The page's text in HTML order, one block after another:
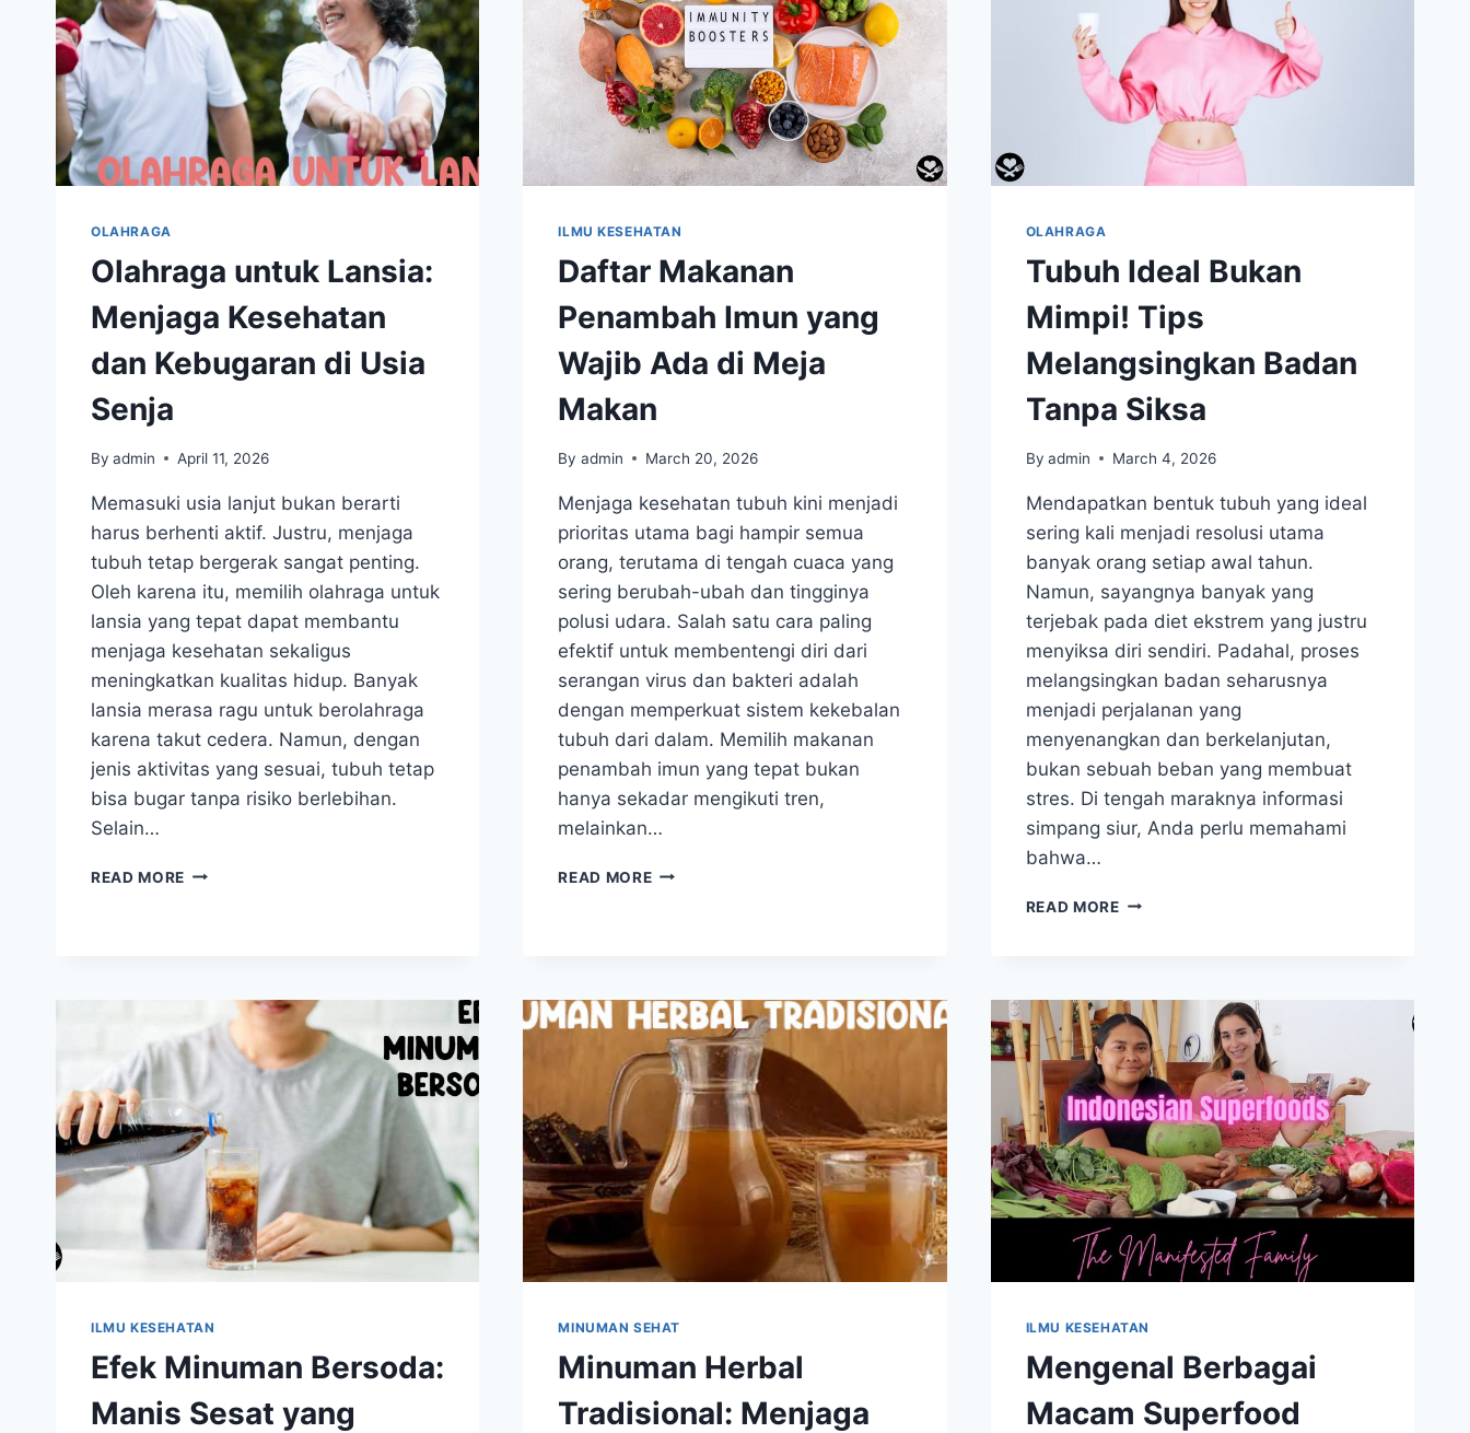
OLAHRAGA
Olahraga untuk Lansia:
Menjaga Kesehatan
dan Kebugaran di Usia
Senja
By admin April 11, 2026
Memasuki usia lanjut bukan berarti
harus berhenti aktif. Justru, menjaga
tubuh tetap bergerak sangat penting.
Oleh karena itu, memilih olahraga untuk
lansia yang tepat dapat membantu
menjaga kesehatan sekaligus
meningkatkan kualitas hidup. Banyak
lansia merasa ragu untuk berolahraga
karena takut cedera. Namun, dengan
jenis aktivitas yang sesuai, tubuh tetap
bisa bugar tanpa risiko berlebihan.
Selain…
READ MORE OLAHRAGA
KEBUGARAN
DI
USIA
SENJA
ILMU KESEHATAN
Daftar Makanan
Penambah Imun yang
Wajib Ada di Meja
Makan
By admin March 20, 2026
Menjaga kesehatan tubuh kini menjadi
prioritas utama bagi hampir semua
orang, terutama di tengah cuaca yang
sering berubah-ubah dan tingginya
polusi udara. Salah satu cara paling
efektif untuk membentengi diri dari
serangan virus dan bakteri adalah
dengan memperkuat sistem kekebalan
tubuh dari dalam. Memilih makanan
penambah imun yang tepat bukan
hanya sekadar mengikuti tren,
melainkan…
READ MOREDAFTAR
ADA
DI
MEJA
MAKAN
OLAHRAGA
Tubuh Ideal Bukan
Mimpi! Tips
Melangsingkan Badan
Tanpa Siksa
By admin March 4, 2026
Mendapatkan bentuk tubuh yang ideal
sering kali menjadi resolusi utama
banyak orang setiap awal tahun.
Namun, sayangnya banyak yang
terjebak pada diet ekstrem yang justru
menyiksa diri sendiri. Padahal, proses
melangsingkan badan seharusnya
menjadi perjalanan yang
menyenangkan dan berkelanjutan,
bukan sebuah beban yang membuat
stres. Di tengah maraknya informasi
simpang siur, Anda perlu memahami
bahwa…
READ MORETUBUH
MELANGSINGKAN
BADAN
TANPA
SIKSA
ILMU KESEHATAN
Efek Minuman Bersoda:
Manis Sesat yang
MINUMAN SEHAT
Minuman Herbal
Tradisional: Menjaga
ILMU KESEHATAN
Mengenal Berbagai
Macam Superfood